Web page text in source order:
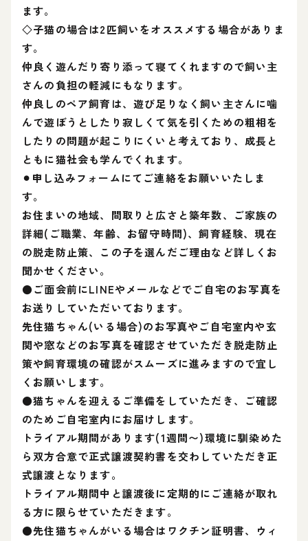
ます。
◇子猫の場合は2匹飼いをオススメする場合がありま
す。
仲良く遊んだり寄り添って寝てくれますので飼い主
さんの負担の軽減にもなります。
仲良しのペア飼育は、遊び足りなく飼い主さんに噛
んで遊ぼうとしたり寂しくて気を引くための粗相を
したりの問題が起こりにくいと考えており、成長と
ともに猫社会も学んでくれます。
⚫︎申し込みフォームにてご連絡をお願いいたしま
す。
お住まいの地域、間取りと広さと築年数、ご家族の
詳細(ご職業、年齢、お留守時間)、飼育経験、現在
の脱走防止策、この子を選んだご理由など詳しくお
聞かせください。
●ご面会前にLINEやメールなどでご自宅のお写真を
お送りしていただいております。
先住猫ちゃん(いる場合)のお写真やご自宅室内や玄
関や窓などのお写真を確認させていただき脱走防止
策や飼育環境の確認がスムーズに進みますので宜し
くお願いします。
●猫ちゃんを迎えるご準備をしていただき、ご確認
のためご自宅室内にお届けします。
トライアル期間があります(1週間〜)環境に馴染めた
ら双方合意で正式譲渡契約書を交わしていただき正
式譲渡となります。
トライアル期間中と譲渡後に定期的にご連絡が取れ
る方に限らせていただきます。
●先住猫ちゃんがいる場合はワクチン証明書、ウィ